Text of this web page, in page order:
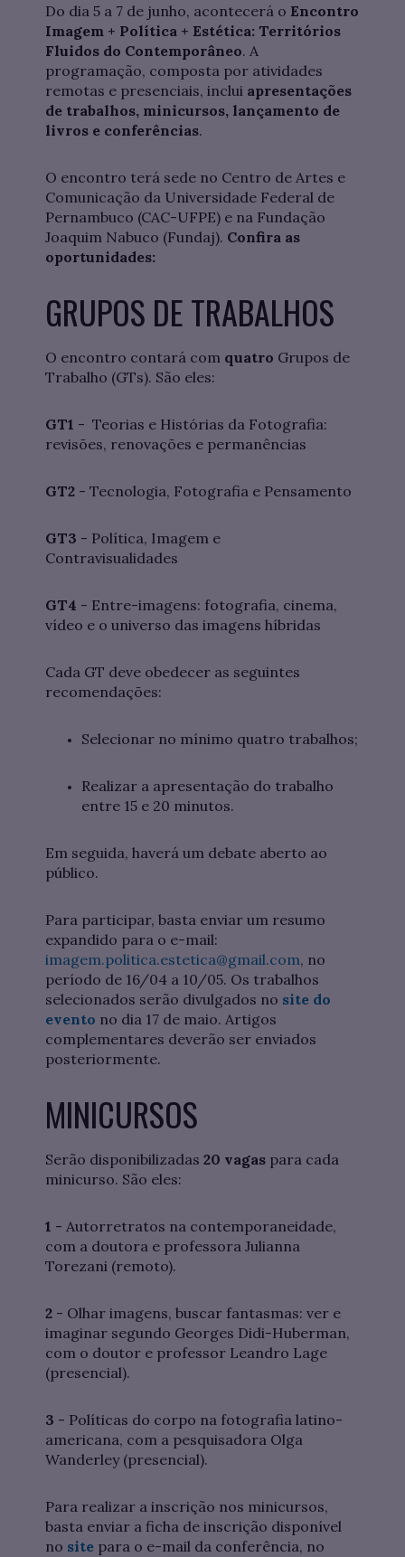
Do dia 5 a 7 de junho, acontecerá o Encontro
Imagem + Política + Estética: Territórios
Fluidos do Contemporâneo. A
programação, composta por atividades
remotas e presenciais, inclui apresentações
de trabalhos, minicursos, lançamento de
livros e conferências.
O encontro terá sede no Centro de Artes e
Comunicação da Universidade Federal de
Pernambuco (CAC-UFPE) e na Fundação
Joaquim Nabuco (Fundaj). Confira as
oportunidades:
GRUPOS DE TRABALHOS
O encontro contará com quatro Grupos de
Trabalho (GTs). São eles:
GT1 - Teorias e Histórias da Fotografia:
revisões, renovações e permanências
GT2 - Tecnologia, Fotografia e Pensamento
GT3 - Política, Imagem e
Contravisualidades
GT4 - Entre-imagens: fotografia, cinema,
vídeo e o universo das imagens híbridas
Cada GT deve obedecer as seguintes
recomendações:
Selecionar no mínimo quatro trabalhos;
Realizar a apresentação do trabalho
entre 15 e 20 minutos.
Em seguida, haverá um debate aberto ao
público.
Para participar, basta enviar um resumo
expandido para o e-mail:
imagem.politica.estetica@gmail.com, no
período de 16/04 a 10/05. Os trabalhos
selecionados serão divulgados no site do
evento no dia 17 de maio. Artigos
complementares deverão ser enviados
posteriormente.
MINICURSOS
Serão disponibilizadas 20 vagas para cada
minicurso. São eles:
1 - Autorretratos na contemporaneidade,
com a doutora e professora Julianna
Torezani (remoto).
2 - Olhar imagens, buscar fantasmas: ver e
imaginar segundo Georges Didi-Huberman,
com o doutor e professor Leandro Lage
(presencial).
3 - Políticas do corpo na fotografia latino-
americana, com a pesquisadora Olga
Wanderley (presencial).
Para realizar a inscrição nos minicursos,
basta enviar a ficha de inscrição disponível
no site para o e-mail da conferência, no